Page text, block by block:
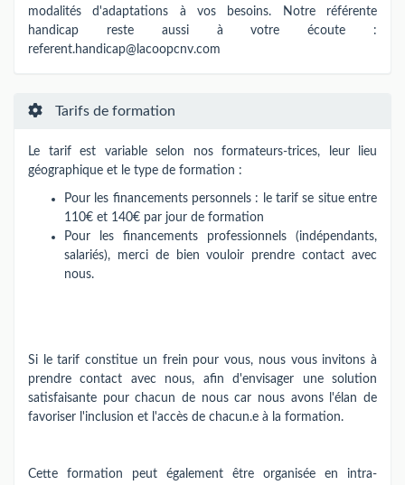
modalités d'adaptations à vos besoins. Notre référente
handicap reste aussi à votre écoute :
referent.handicap@lacoopcnv.com
Tarifs de formation
Le tarif est variable selon nos formateurs-trices​,​​ leur lieu
géographique et le type de formation :
Pour les financements personnels : le tarif se situe entre
110€ et 140€ par jour de formation
Pour les financements professionnels (indépendants,
salariés), merci de bien vouloir prendre contact avec
nous.
Si le tarif constitue un frein pour vous, nous vous invitons à
prendre contact avec nous, afin d'envisager une solution
satisfaisante pour chacun de nous car nous avons l'élan de
favoriser l'inclusion et l'accès de chacun.e à la formation.
Cette formation peut également être organisée en intra-